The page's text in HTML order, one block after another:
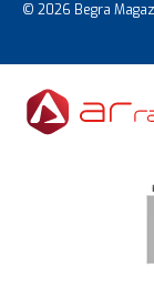
© 2026 Begra